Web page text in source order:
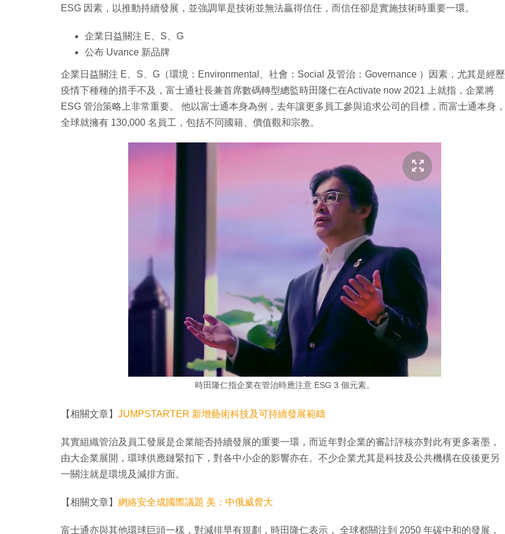
ESG 因素，以推動持續發展，並強調單是技術並無法贏得信任，而信任卻是實施技術時重要一環。
企業日益關注 E、S、G
公布 Uvance 新品牌
企業日益關注 E、S、G（環境：Environmental、社會：Social 及管治：Governance ）因素，尤其是經歷
疫情下種種的措手不及，富士通社長兼首席數碼轉型總監時田隆仁在Activate now 2021 上就指，企業將
ESG 管治策略上非常重要。 他以富士通本身為例，去年讓更多員工參與追求公司的目標，而富士通本身，
全球就擁有 130,000 名員工，包括不同國籍、價值觀和宗教。
時田隆仁指企業在管治時應注意 ESG 3 個元素。
【相關文章】 JUMPSTARTER 新增藝術科技及可持續發展範疇
其實組織管治及員工發展是企業能否持續發展的重要一環，而近年對企業的審計評核亦對此有更多著墨，
由大企業展開，環球供應鏈緊扣下，對各中小企的影響亦在。不少企業尤其是科技及公共機構在疫後更另
一關注就是環境及減排方面。
【相關文章】 網絡安全成國際議題 美：中俄威脅大
富士通亦與其他環球巨頭一樣，對減排早有規劃，時田隆仁表示， 全球都關注到 2050 年碳中和的發展，